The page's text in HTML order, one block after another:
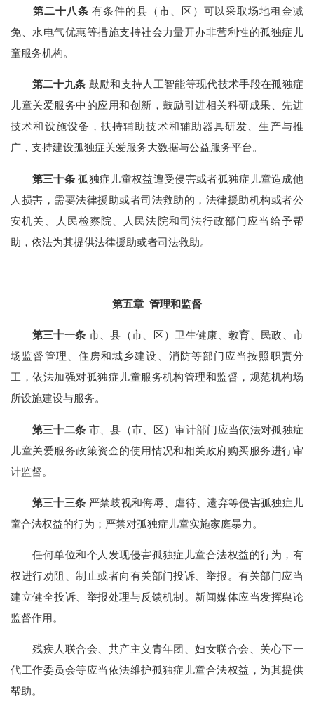
第二十八条 有条件的县（市、区）可以采取场地租金减
免、水电气优惠等措施支持社会力量开办非营利性的孤独症儿
童服务机构。
第二十九条 鼓励和支持人工智能等现代技术手段在孤独症
儿童关爱服务中的应用和创新，鼓励引进相关科研成果、先进
技术和设施设备，扶持辅助技术和辅助器具研发、生产与推
广，支持建设孤独症关爱服务大数据与公益服务平台。
第三十条 孤独症儿童权益遭受侵害或者孤独症儿童造成他
人损害，需要法律援助或者司法救助的，法律援助机构或者公
安机关、人民检察院、人民法院和司法行政部门应当给予帮
助，依法为其提供法律援助或者司法救助。
第五章 管理和监督
第三十一条 市、县（市、区）卫生健康、教育、民政、市
场监督管理、住房和城乡建设、消防等部门应当按照职责分
工，依法加强对孤独症儿童服务机构管理和监督，规范机构场
所设施建设与服务。
第三十二条 市、县（市、区）审计部门应当依法对孤独症
儿童关爱服务政策资金的使用情况和相关政府购买服务进行审
计监督。
第三十三条 严禁歧视和侮辱、虐待、遗弃等侵害孤独症儿
童合法权益的行为；严禁对孤独症儿童实施家庭暴力。
任何单位和个人发现侵害孤独症儿童合法权益的行为，有
权进行劝阻、制止或者向有关部门投诉、举报。有关部门应当
建立健全投诉、举报处理与反馈机制。新闻媒体应当发挥舆论
监督作用。
残疾人联合会、共产主义青年团、妇女联合会、关心下一
代工作委员会等应当依法维护孤独症儿童合法权益，为其提供
帮助。